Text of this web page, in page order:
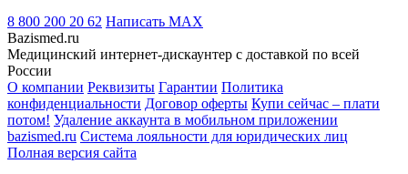
8 800 200 20 62 Написать MAX
Bazismed.ru
Медицинский интернет-дискаунтер с доставкой по всей
России
О компании Реквизиты Гарантии Политика
конфиденциальности Договор оферты Купи сейчас – плати
потом! Удаление аккаунта в мобильном приложении
bazismed.ru Система лояльности для юридических лиц
Полная версия сайта